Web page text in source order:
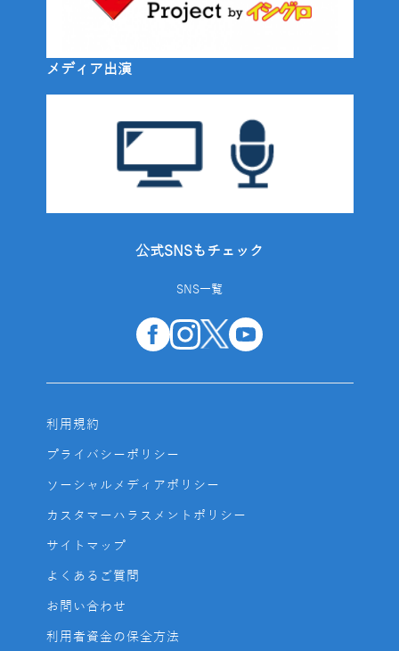
メディア出演
公式SNSもチェック
SNS一覧
利用規約
プライバシーポリシー
ソーシャルメディアポリシー
カスタマーハラスメントポリシー
サイトマップ
よくあるご質問
お問い合わせ
利用者資金の保全方法